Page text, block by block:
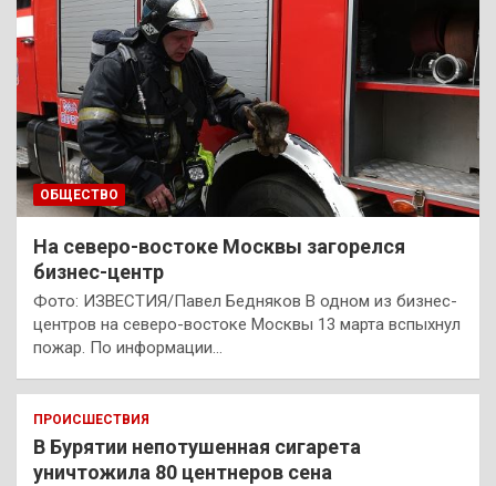
ОБЩЕСТВО
На северо-востоке Москвы загорелся
бизнес-центр
Фото: ИЗВЕСТИЯ/Павел Бедняков В одном из бизнес-
центров на северо-востоке Москвы 13 марта вспыхнул
пожар. По информации…
ПРОИСШЕСТВИЯ
В Бурятии непотушенная сигарета
уничтожила 80 центнеров сена